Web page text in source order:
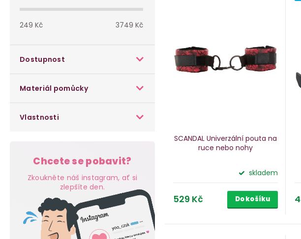
n
249 Kč 3749 Kč
Dostupnost
Materiál pomůcky
Vlastnosti
Chcete se pobavit?
Zkoukněte náš instagram, ať si
zlepšíte den.
ů
SCANDAL Univerzální pouta na
ruce nebo nohy
skladem
529 Kč Do košíku